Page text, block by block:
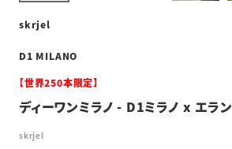
skrjel
D1 MILANO
【世界250本限定】
ディーワンミラノ - D1ミラノ x エラン
skrjel